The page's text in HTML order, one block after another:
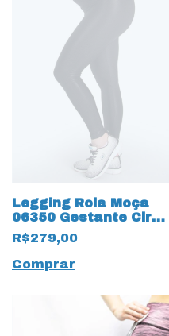
Legging Rola Moça
06350 Gestante Cirre
Preto
R$279,00
Comprar